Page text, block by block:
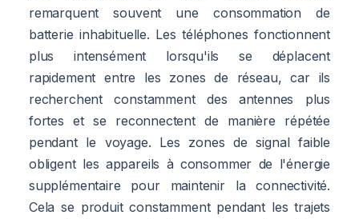
remarquent souvent une consommation de
batterie inhabituelle. Les téléphones fonctionnent
plus intensément lorsqu'ils se déplacent
rapidement entre les zones de réseau, car ils
recherchent constamment des antennes plus
fortes et se reconnectent de manière répétée
pendant le voyage. Les zones de signal faible
obligent les appareils à consommer de l'énergie
supplémentaire pour maintenir la connectivité.
Cela se produit constamment pendant les trajets